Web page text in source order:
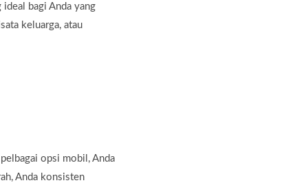
bagi Anda yang
keluarga, atau
opsi mobil, Anda
Anda konsisten